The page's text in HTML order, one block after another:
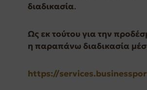
διαδικασία.
Ως εκ τούτου για την
η παραπάνω διαδικασία
https://